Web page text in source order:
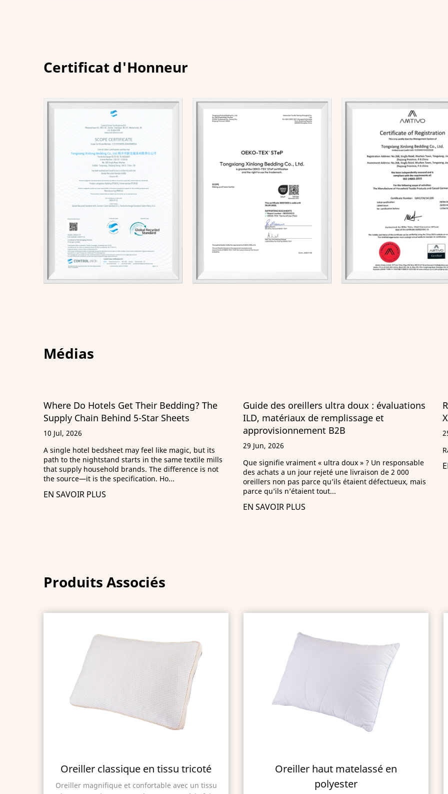
Certificat d'Honneur
Médias
Guide des oreillers ultra doux : évaluations
ILD, matériaux de remplissage et
approvisionnement B2B
29 Jun, 2026
Que signifie vraiment « ultra doux » ? Un responsable
des achats a un jour rejeté une livraison de 2 000
oreillers non pas parce qu’ils étaient défectueux, mais
parce qu’ils n’étaient tout...
Rapport sur les émissions de carbone de
Xinlong 2025
25 Jun, 2026
Rapport sur les émissions de carbone de Xinlong 2025
EN SAVOIR PLUS
Produits Associés
Oreiller haut matelassé en
polyester
Oreiller anatomique
multifonctionnel